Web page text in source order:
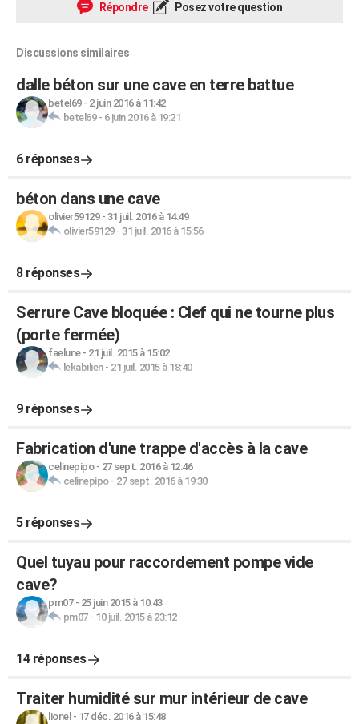
Répondre Posez votre question
Discussions similaires
dalle béton sur une cave en terre battue
betel69- 2 juin 2016 à 11:42
betel69- 6 juin 2016 à 19:21
6 réponses
béton dans une cave
olivier59129- 31 juil. 2016 à 14:49
olivier59129- 31 juil. 2016 à 15:56
8 réponses
Serrure Cave bloquée : Clef qui ne tourne plus
(porte fermée)
faelune- 21 juil. 2015 à 15:02
lekabilien- 21 juil. 2015 à 18:40
9 réponses
Fabrication d'une trappe d'accès à la cave
celinepipo- 27 sept. 2016 à 12:46
celinepipo- 27 sept. 2016 à 19:30
5 réponses
Quel tuyau pour raccordement pompe vide
cave?
pm07- 25 juin 2015 à 10:43
pm07- 10 juil. 2015 à 23:12
14 réponses
Traiter humidité sur mur intérieur de cave
lionel - 17 déc. 2016 à 15:48